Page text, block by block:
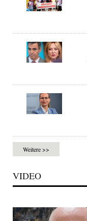
Weitere >>
VIDEO